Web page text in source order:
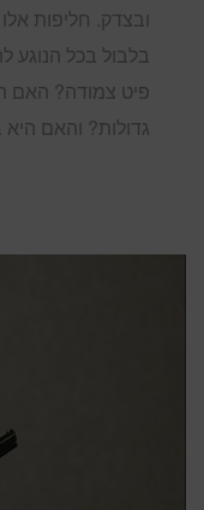
ובצדק. חליפות
בלבול בכל הנוגע
פיט צמודה? האם
גדולות? והאם